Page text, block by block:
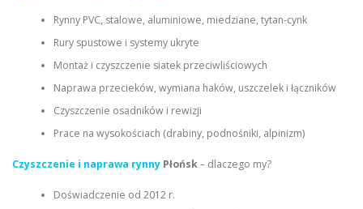
Rynny PVC, stalowe, aluminiowe, miedziane, tytan-cynk
Rury spustowe i systemy ukryte
Montaż i czyszczenie siatek przeciwliściowych
Naprawa przecieków, wymiana haków, uszczelek i łączników
Czyszczenie osadników i rewizji
Prace na wysokościach (drabiny, podnośniki, alpinizm)
Czyszczenie i naprawa rynny Płońsk– dlaczego my?
Doświadczenie od 2012 r.